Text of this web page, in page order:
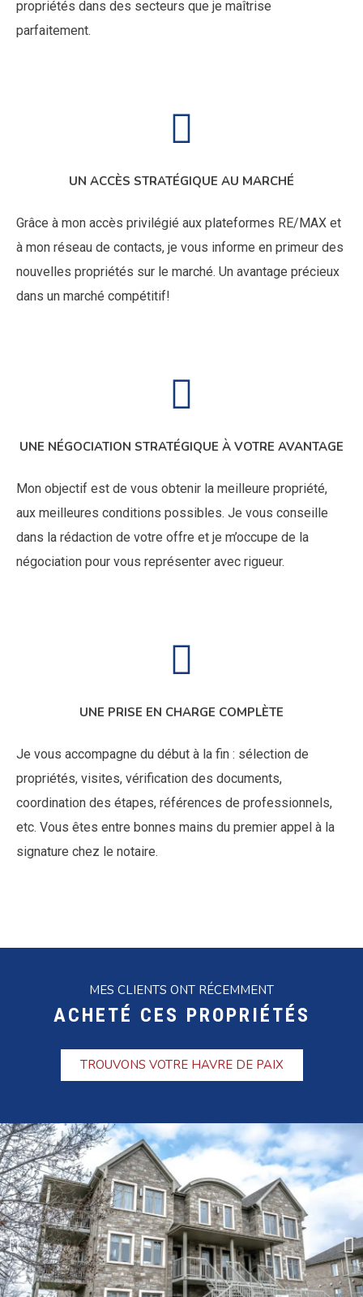
propriétés dans des secteurs que je maîtrise
parfaitement.
UN ACCÈS STRATÉGIQUE AU MARCHÉ
Grâce à mon accès privilégié aux plateformes RE/MAX et
à mon réseau de contacts, je vous informe en primeur des
nouvelles propriétés sur le marché. Un avantage précieux
dans un marché compétitif!
UNE NÉGOCIATION STRATÉGIQUE À VOTRE AVANTAGE
Mon objectif est de vous obtenir la meilleure propriété,
aux meilleures conditions possibles. Je vous conseille
dans la rédaction de votre offre et je m’occupe de la
négociation pour vous représenter avec rigueur.
UNE PRISE EN CHARGE COMPLÈTE
Je vous accompagne du début à la fin : sélection de
propriétés, visites, vérification des documents,
coordination des étapes, références de professionnels,
etc. Vous êtes entre bonnes mains du premier appel à la
signature chez le notaire.
MES CLIENTS ONT RÉCEMMENT
ACHETÉ CES PROPRIÉTÉS
TROUVONS VOTRE HAVRE DE PAIX